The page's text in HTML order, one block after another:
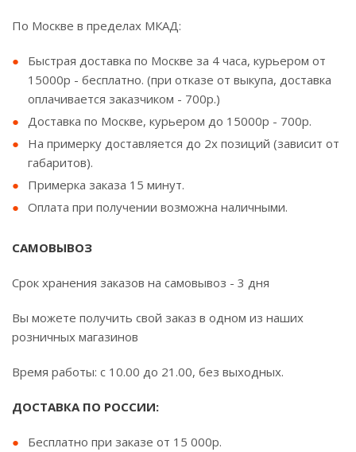
По Москве в пределах МКАД:
Быстрая доставка по Москве за 4 часа, курьером от
15000р - бесплатно. (при отказе от выкупа, доставка
оплачивается заказчиком - 700р.)
Доставка по Москве, курьером до 15000р - 700р.
На примерку доставляется до 2х позиций (зависит от
габаритов).
Примерка заказа 15 минут.
Оплата при получении возможна наличными.
САМОВЫВОЗ
Срок хранения заказов на самовывоз - 3 дня
Вы можете получить свой заказ в одном из наших
розничных магазинов
Время работы: с 10.00 до 21.00, без выходных.
ДОСТАВКА ПО РОССИИ:
Бесплатно при заказе от 15 000р.